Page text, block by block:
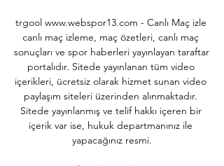
trgool www.webspor13.com - Canlı Maç izle
canlı maç izleme, maç özetleri, canlı maç
sonuçları ve spor haberleri yayınlayan taraftar
portalıdır. Sitede yayınlanan tüm video
içerikleri, ücretsiz olarak hizmet sunan video
paylaşım siteleri üzerinden alınmaktadır.
Sitede yayınlanmış ve telif hakkı içeren bir
içerik var ise, hukuk departmanınız ile
yapacağınız resmi.